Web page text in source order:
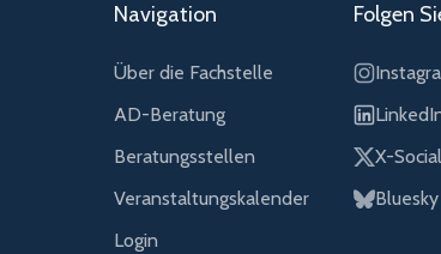
Navigation
Über die Fachstelle
AD-Beratung
Beratungsstellen
Veranstaltungskalender
Login
Folgen
X-Social
Bluesky